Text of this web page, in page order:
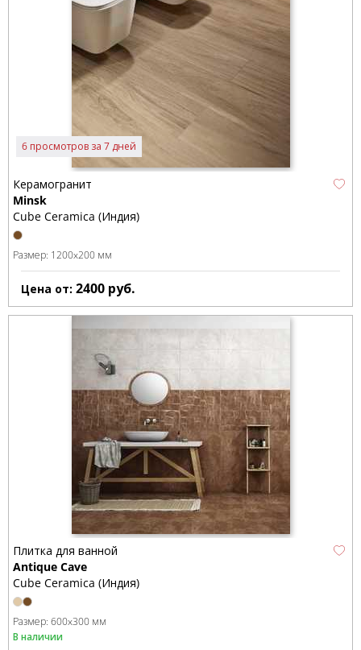
6 просмотров за 7 дней
Керамогранит
Minsk
Cube Ceramica (Индия)
Размер: 1200x200 мм
Цена от: 2400 руб.
Плитка для ванной
Antique Cave
Cube Ceramica (Индия)
Размер: 600x300 мм
В наличии